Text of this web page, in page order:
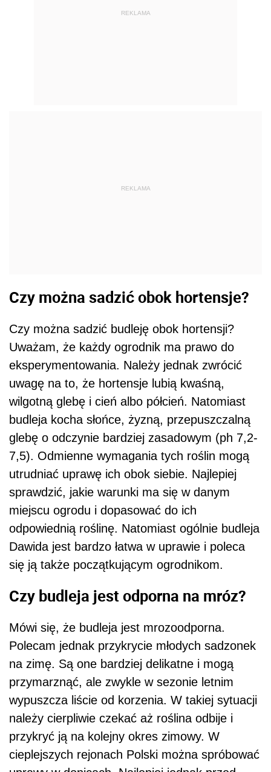
REKLAMA
REKLAMA
Czy można sadzić obok hortensje?
Czy można sadzić budleję obok hortensji?
Uważam, że każdy ogrodnik ma prawo do
eksperymentowania. Należy jednak zwrócić
uwagę na to, że hortensje lubią kwaśną,
wilgotną glebę i cień albo półcień. Natomiast
budleja kocha słońce, żyzną, przepuszczalną
glebę o odczynie bardziej zasadowym (ph 7,2-
7,5). Odmienne wymagania tych roślin mogą
utrudniać uprawę ich obok siebie. Najlepiej
sprawdzić, jakie warunki ma się w danym
miejscu ogrodu i dopasować do ich
odpowiednią roślinę. Natomiast ogólnie budleja
Dawida jest bardzo łatwa w uprawie i poleca
się ją także początkującym ogrodnikom.
Czy budleja jest odporna na mróz?
Mówi się, że budleja jest mrozoodporna.
Polecam jednak przykrycie młodych sadzonek
na zimę. Są one bardziej delikatne i mogą
przymarznąć, ale zwykle w sezonie letnim
wypuszcza liście od korzenia. W takiej sytuacji
należy cierpliwie czekać aż roślina odbije i
przykryć ją na kolejny okres zimowy. W
cieplejszych rejonach Polski można spróbować